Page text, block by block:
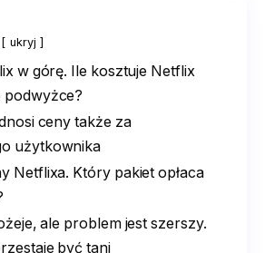
ukryj
w górę. Ile kosztuje Netflix
podwyżce?
ceny także za
użytkownika
Netflixa. Który pakiet opłaca
ale problem jest szerszy.
być tani